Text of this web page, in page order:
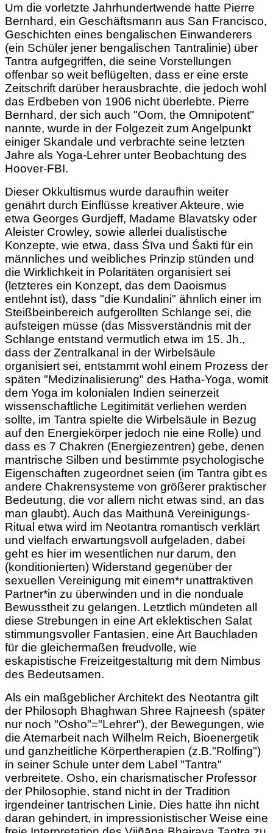
Um die vorletzte Jahrhundertwende hatte Pierre
Bernhard, ein Geschäftsmann aus San Francisco,
Geschichten eines bengalischen Einwanderers
(ein Schüler jener bengalischen Tantralinie) über
Tantra aufgegriffen, die seine Vorstellungen
offenbar so weit beflügelten, dass er eine erste
Zeitschrift darüber herausbrachte, die jedoch wohl
das Erdbeben von 1906 nicht überlebte. Pierre
Bernhard, der sich auch "Oom, the Omnipotent"
nannte, wurde in der Folgezeit zum Angelpunkt
einiger Skandale und verbrachte seine letzten
Jahre als Yoga-Lehrer unter Beobachtung des
Hoover-FBI.
Dieser Okkultismus wurde daraufhin weiter
genährt durch Einflüsse kreativer Akteure, wie
etwa Georges Gurdjeff, Madame Blavatsky oder
Aleister Crowley, sowie allerlei dualistische
Konzepte, wie etwa, dass Śīva und Śakti für ein
männliches und weibliches Prinzip stünden und
die Wirklichkeit in Polaritäten organisiert sei
(letzteres ein Konzept, das dem Daoismus
entlehnt ist), dass "die Kundalini" ähnlich einer im
Steißbeinbereich aufgerollten Schlange sei, die
aufsteigen müsse (das Missverständnis mit der
Schlange entstand vermutlich etwa im 15. Jh.,
dass der Zentralkanal in der Wirbelsäule
organisiert sei, entstammt wohl einem Prozess der
späten "Medizinalisierung" des Hatha-Yoga, womit
dem Yoga im kolonialen Indien seinerzeit
wissenschaftliche Legitimität verliehen werden
sollte, im Tantra spielte die Wirbelsäule in Bezug
auf den Energiekörper jedoch nie eine Rolle) und
dass es 7 Chakren (Energiezentren) gebe, denen
mantrische Silben und bestimmte psychologische
Eigenschaften zugeordnet seien (im Tantra gibt es
andere Chakrensysteme von größerer praktischer
Bedeutung, die vor allem nicht etwas sind, an das
man glaubt). Auch das Maithunā Vereinigungs-
Ritual etwa wird im Neotantra romantisch verklärt
und vielfach erwartungsvoll aufgeladen, dabei
geht es hier im wesentlichen nur darum, den
(konditionierten) Widerstand gegenüber der
sexuellen Vereinigung mit einem*r unattraktiven
Partner*in zu überwinden und in die nonduale
Bewusstheit zu gelangen. Letztlich mündeten all
diese Strebungen in eine Art eklektischen Salat
stimmungsvoller Fantasien, eine Art Bauchladen
für die gleichermaßen freudvolle, wie
eskapistische Freizeitgestaltung mit dem Nimbus
des Bedeutsamen.
Als ein maßgeblicher Architekt des Neotantra gilt
der Philosoph Bhaghwan Shree Rajneesh (später
nur noch "Osho"="Lehrer"), der Bewegungen, wie
die Atemarbeit nach Wilhelm Reich, Bioenergetik
und ganzheitliche Körpertherapien (z.B."Rolfing")
in seiner Schule unter dem Label "Tantra"
verbreitete. Osho, ein charismatischer Professor
der Philosophie, stand nicht in der Tradition
irgendeiner tantrischen Linie. Dies hatte ihn nicht
daran gehindert, in impressionistischer Weise eine